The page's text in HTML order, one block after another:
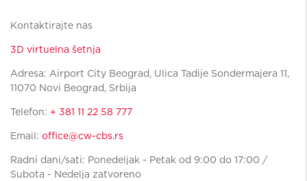
Kontaktirajte nas
3D virtuelna šetnja
Adresa: Airport City Beograd, Ulica Tadije Sondermajera 11,
11070 Novi Beograd, Srbija
Telefon: + 381 11 22 58 777
Email: office@cw-cbs.rs
Radni dani/sati: Ponedeljak - Petak od 9:00 do 17:00 /
Subota - Nedelja zatvoreno